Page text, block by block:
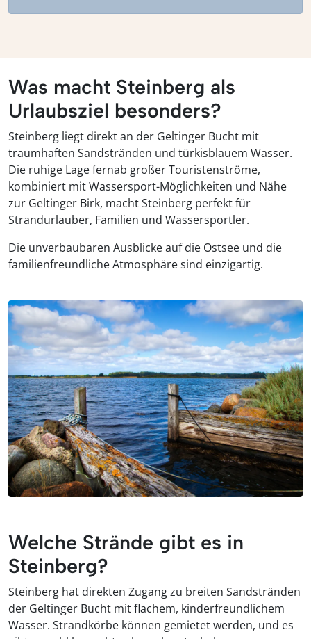
Was macht Steinberg als
Urlaubsziel besonders?
Steinberg liegt direkt an der Geltinger Bucht mit
traumhaften Sandstränden und türkisblauem Wasser.
Die ruhige Lage fernab großer Touristenströme,
kombiniert mit Wassersport-Möglichkeiten und Nähe
zur Geltinger Birk, macht Steinberg perfekt für
Strandurlauber, Familien und Wassersportler.
Die unverbaubaren Ausblicke auf die Ostsee und die
familienfreundliche Atmosphäre sind einzigartig.
Welche Strände gibt es in
Steinberg?
Steinberg hat direkten Zugang zu breiten Sandstränden
der Geltinger Bucht mit flachem, kinderfreundlichem
Wasser. Strandkörbe können gemietet werden, und es